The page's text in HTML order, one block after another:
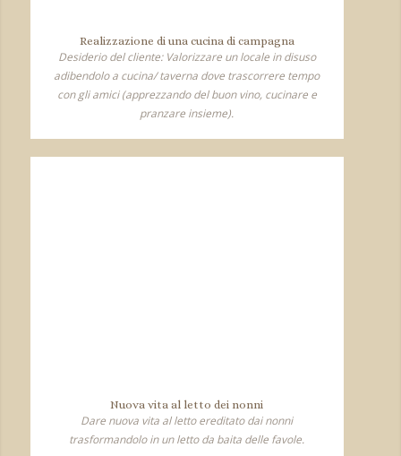
Realizzazione di una cucina di campagna
Desiderio del cliente: Valorizzare un locale in disuso
adibendolo a cucina/ taverna dove trascorrere tempo
con gli amici (apprezzando del buon vino, cucinare e
pranzare insieme).
Nuova vita al letto dei nonni
Dare nuova vita al letto ereditato dai nonni
trasformandolo in un letto da baita delle favole.